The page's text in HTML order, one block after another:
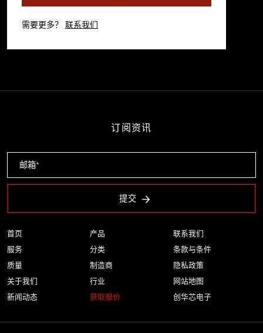
需要更多？ 联系我们
首页
服务
质量
关于我们
新闻动态
产品
分类
制造商
行业
获取报价
联系我们
条款与条件
隐私政策
网站地图
创华芯电子
订阅资讯
提交